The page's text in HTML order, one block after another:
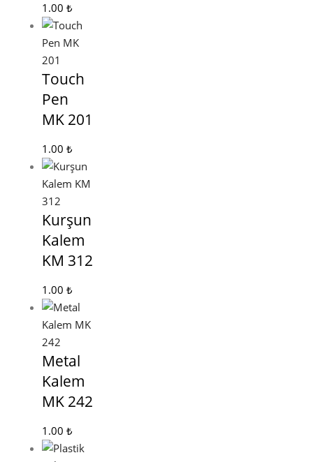
1.00 ₺
Touch
Pen
MK 201
1.00 ₺
Kurşun
Kalem
KM 312
1.00 ₺
Metal
Kalem
MK 242
1.00 ₺